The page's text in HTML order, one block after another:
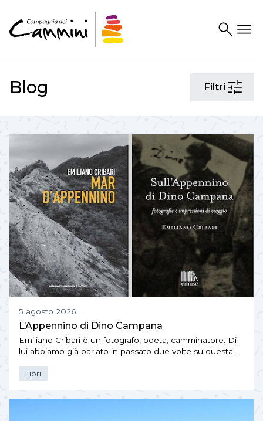
SearchDrawer
Blog Filtri Filtri
5 agosto 2026
L’Appennino di Dino Campana
Emiliano Cribari è un fotografo, poeta, camminatore. Di
lui abbiamo già parlato in passato due volte su questa…
Libri